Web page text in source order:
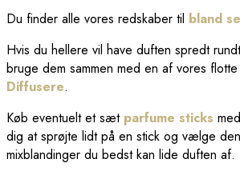
Du finder alle vores redskaber til bland
Hvis du hellere vil have duften spredt
bruge dem sammen med en af vores
Diffusere.
Køb eventuelt et sæt parfume sticks
dig at sprøjte lidt på en stick og vælge
mixblandinger du bedst kan lide duften af.